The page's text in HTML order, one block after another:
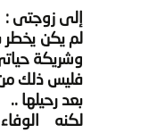
إلى زوجتى :
لم يكن يخطر
وشريكة
فليس ذلك
بعد رحيلها ..
لكنه